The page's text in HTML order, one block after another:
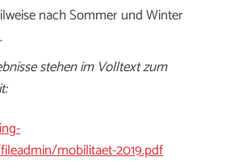
nach Sommer und Winter
stehen im Volltext zum
mobilitaet-2019.pdf